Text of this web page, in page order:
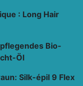
: Long Hair
Bio-
Öl
Silk-épil 9 Flex